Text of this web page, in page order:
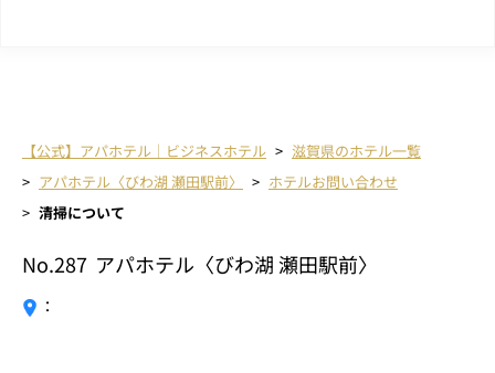
【公式】アパホテル｜ビジネスホテル
滋賀県のホテル一覧
アパホテル〈びわ湖 瀬田駅前〉
ホテルお問い合わせ
清掃について
No.287 アパホテル〈びわ湖 瀬田駅前〉
：